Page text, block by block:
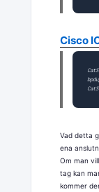
Cisco
Vad detta
ena
Om man
tag kan
kommer